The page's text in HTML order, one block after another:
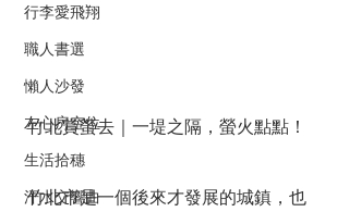
行李愛飛翔
職人書選
懶人沙發
左心房空位
生活拾穗
汗水交響曲
竹北賞螢去｜一堤之隔，螢火點點！
竹北市是一個後來才發展的城鎮，也